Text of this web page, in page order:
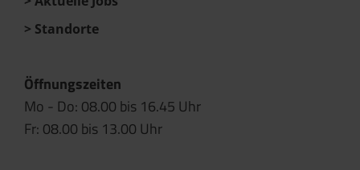
Standorte
Öffnungszeiten
Mo - Do: 08.00 bis 16.45 Uhr
Fr: 08.00 bis 13.00 Uhr